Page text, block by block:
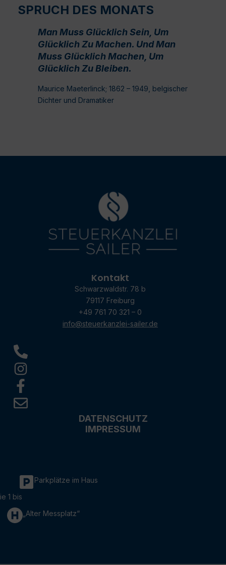
SPRUCH DES MONATS
Man Muss Glücklich Sein, Um
Glücklich Zu Machen. Und Man
Muss Glücklich Machen, Um
Glücklich Zu Bleiben.
Maurice Maeterlinck; 1862 – 1949, belgischer
Dichter und Dramatiker
Kontakt
Schwarzwaldstr. 78 b
79117 Freiburg
+49 761 70 321 – 0
info@steuerkanzlei-sailer.de
DATENSCHUTZ
IMPRESSUM
Parkplätze im Haus
1 bis
„Alter Messplatz“